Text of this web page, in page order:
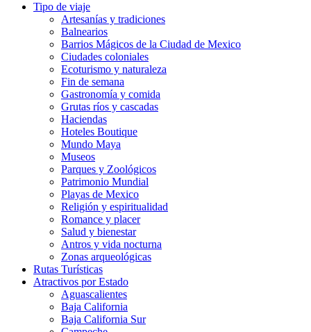
Tipo de viaje
Artesanías y tradiciones
Balnearios
Barrios Mágicos de la Ciudad de Mexico
Ciudades coloniales
Ecoturismo y naturaleza
Fin de semana
Gastronomía y comida
Grutas ríos y cascadas
Haciendas
Hoteles Boutique
Mundo Maya
Museos
Parques y Zoológicos
Patrimonio Mundial
Playas de Mexico
Religión y espiritualidad
Romance y placer
Salud y bienestar
Antros y vida nocturna
Zonas arqueológicas
Rutas Turísticas
Atractivos por Estado
Aguascalientes
Baja California
Baja California Sur